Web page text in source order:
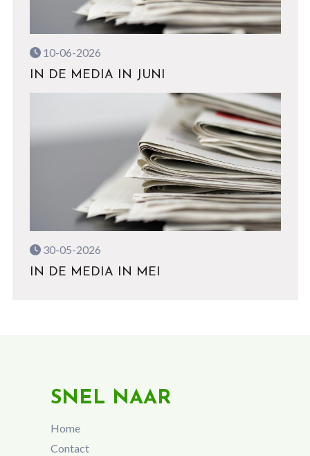
10-06-2026
IN DE MEDIA IN JUNI
30-05-2026
IN DE MEDIA IN MEI
SNEL NAAR
Home
Contact